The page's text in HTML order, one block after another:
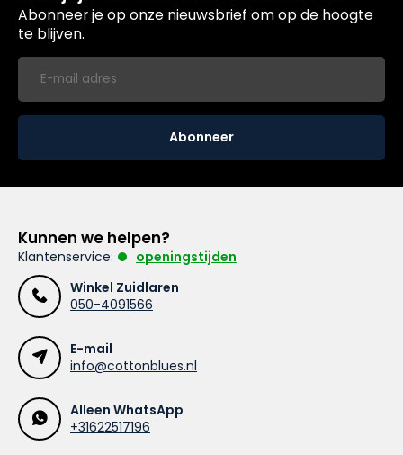
Abonneer je op onze nieuwsbrief om op de hoogte
te blijven.
Abonneer
Kunnen we helpen?
Klantenservice:
openingstijden
Winkel Zuidlaren
050-4091566
E-mail
info@cottonblues.nl
Alleen WhatsApp
+31622517196